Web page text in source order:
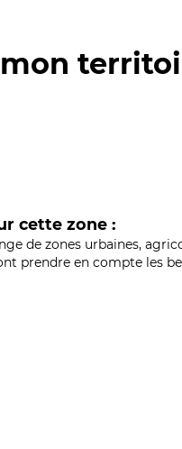
cette zone :
de zones urbaines,
prendre en compte les